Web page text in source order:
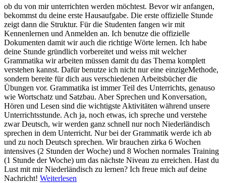
ob du von mir unterrichten werden möchtest. Bevor wir anfangen,
bekommst du deine erste Hausaufgabe. Die erste offizielle Stunde
zeigt dann die Struktur. Für die Studenten fangen wir mit
Kennenlernen und Anmelden an. Ich benutze die offizielle
Dokumenten damit wir auch die richtige Wörte lernen. Ich habe
deine Stunde gründlich vorbereitet und weiss mit welcher
Grammatika wir arbeiten müssen damit du das Thema komplett
verstehen kannst. Dafür benutze ich nicht nur eine einzigeMethode,
sondern bereite für dich aus verschiedenen Arbeitsbücher die
Übungen vor. Grammatika ist immer Teil des Unterrichts, genauso
wie Wortschatz und Satzbau. Aber Sprechen und Konversation,
Hören und Lesen sind die wichtigste Aktivitäten während unsere
Unterrichtsstunde. Ach ja, noch etwas, ich spreche und verstehe
zwar Deutsch, wir werden ganz schnell nur noch Niederländisch
sprechen in dem Unterricht. Nur bei der Grammatik werde ich ab
und zu noch Deutsch sprechen. Wir brauchen zirka 6 Wochen
intensives (2 Stunden der Woche) und 8 Wochen normales Training
(1 Stunde der Woche) um das nächste Niveau zu erreichen. Hast du
Lust mit mir Niederländisch zu lernen? Ich freue mich auf deine
Nachricht! Weiterlesen